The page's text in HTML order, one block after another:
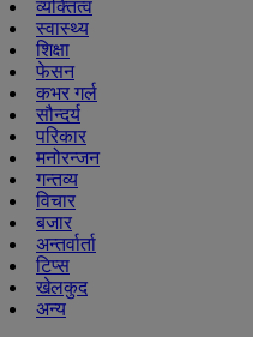
व्यक्तित्व
स्वास्थ्य
शिक्षा
फेसन
कभर गर्ल
सौन्दर्य
परिकार
मनोरन्जन
गन्तव्य
विचार
बजार
अन्तर्वार्ता
टिप्स
खेलकुद
अन्य